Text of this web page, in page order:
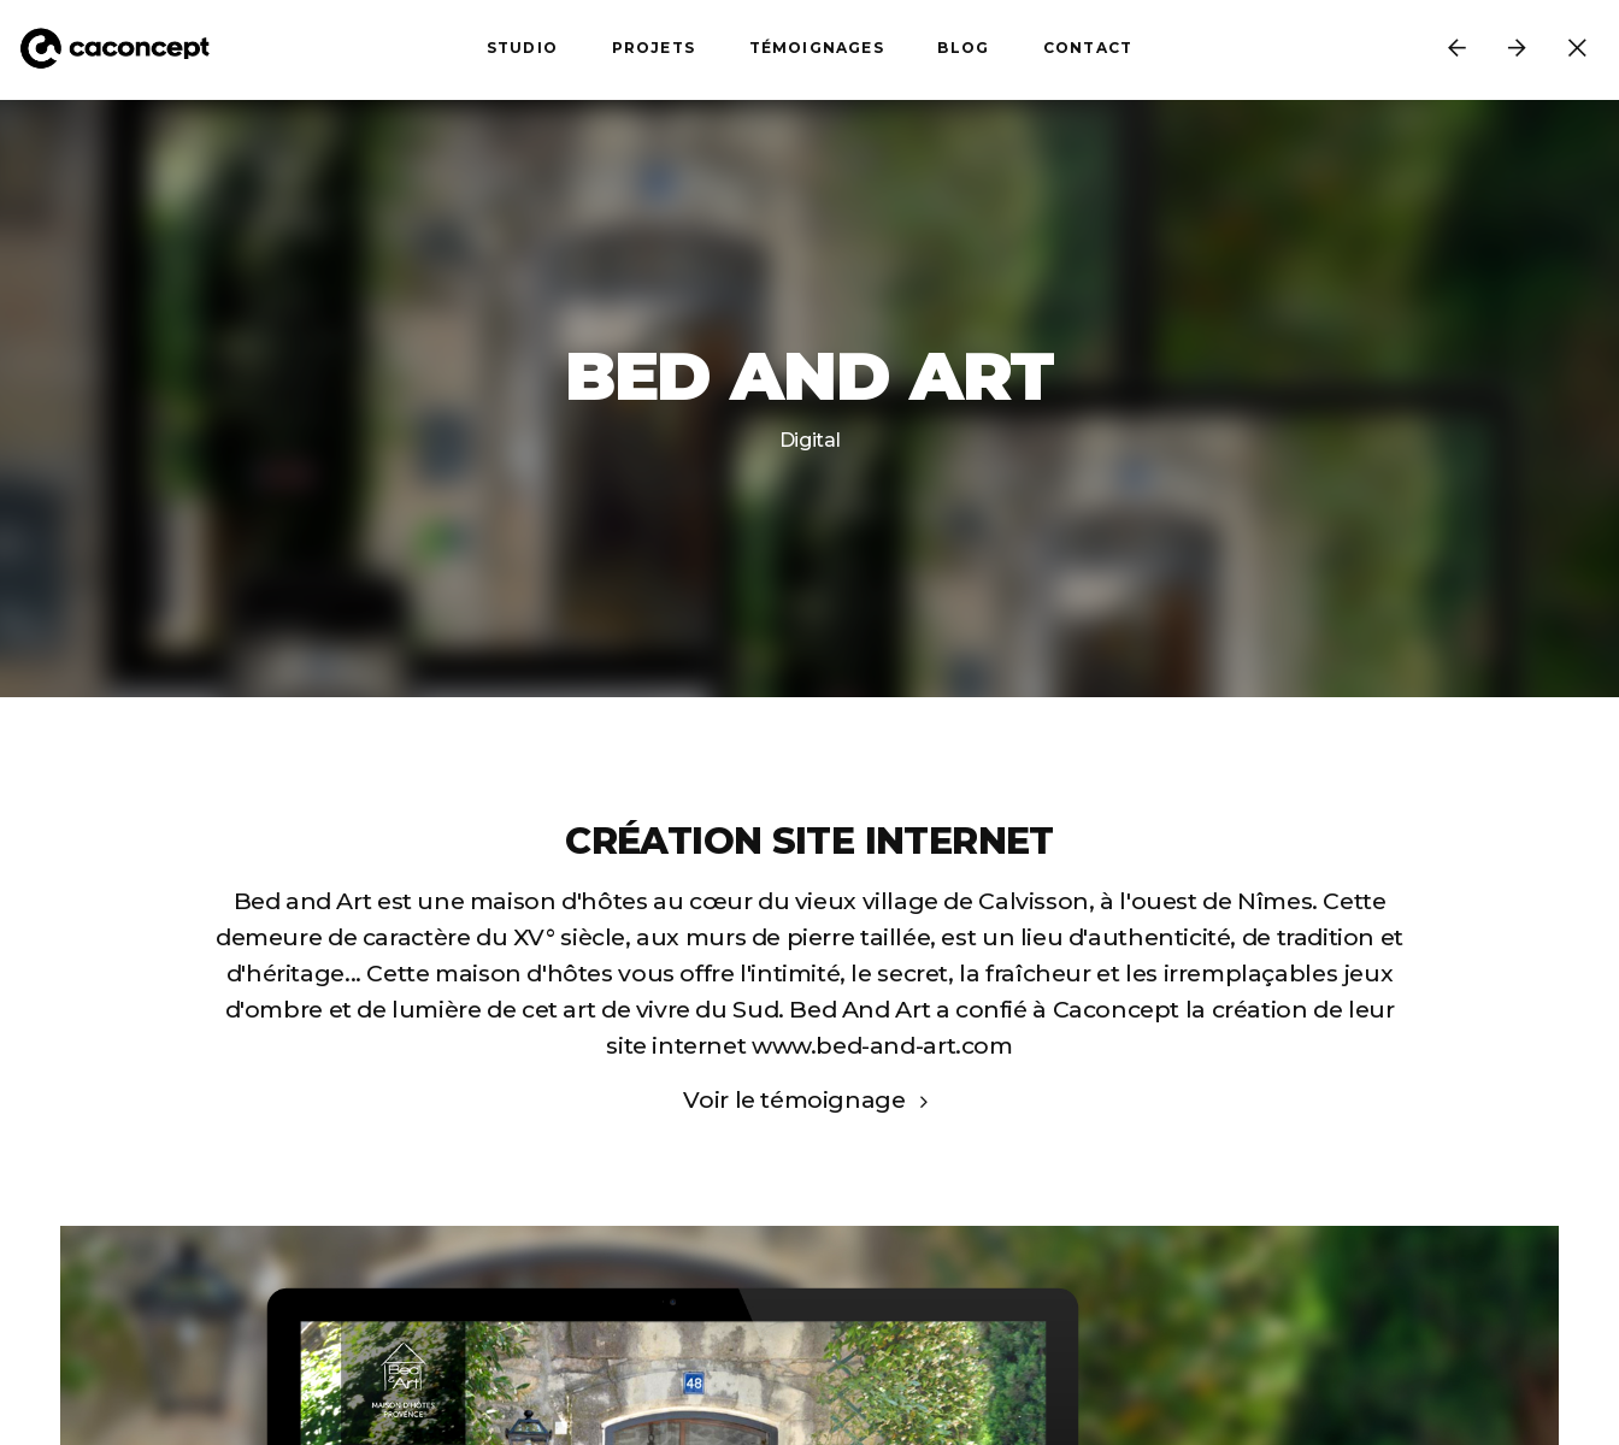
Aller au contenu principal
STUDIO PROJETS TÉMOIGNAGES BLOG CONTACT
BED AND ART
Digital
CRÉATION SITE INTERNET
Bed and Art est une maison d'hôtes au cœur du vieux village de Calvisson, à l'ouest de Nîmes. Cette
demeure de caractère du XV° siècle, aux murs de pierre taillée, est un lieu d'authenticité, de tradition et
d'héritage... Cette maison d'hôtes vous offre l'intimité, le secret, la fraîcheur et les irremplaçables jeux
d'ombre et de lumière de cet art de vivre du Sud. Bed And Art a confié à Caconcept la création de leur
site internetwww.bed-and-art.com
Voir le témoignage